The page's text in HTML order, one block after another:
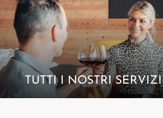
TUTTI I NOSTRI SERVIZI